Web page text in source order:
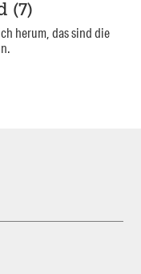
(7)
herum, das sind die